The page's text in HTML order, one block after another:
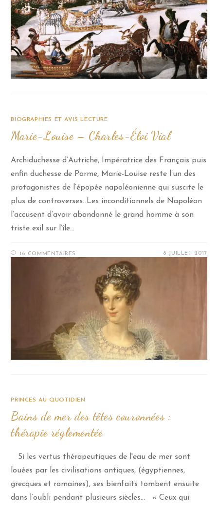
BIOGRAPHIES ET AVIS LECTURE
Marie-Louise – Charles-Éloi Vial
Archiduchesse d’Autriche, Impératrice des Français puis
enfin duchesse de Parme, Marie-Louise reste l’un des
protagonistes de l’épopée napoléonienne qui suscite le
plus de controverses. Les inconditionnels de Napoléon
l’accusent d’avoir abandonné le grand homme à son
triste exil sur l’île…
16 COMMENTAIRES 8 JUILLET 2017
PRINCES AU QUOTIDIEN
Bains de mer des têtes couronnées :
thérapie réglementée
Si les vertus thérapeutiques de l'eau de mer sont
louées par les civilisations antiques, (égyptiennes,
grecques et romaines), ses bienfaits tombent ensuite
dans l’oubli pendant plusieurs siècles... « Ceux qui